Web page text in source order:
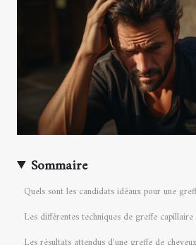
Sommaire
Quels sont les candidats idéaux pour une
Les différentes techniques de greffe capillaire